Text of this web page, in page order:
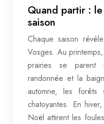
Quand partir :
saison
Chaque saison
Vosges. Au
prairies se
randonnée et la
automne, les forêts
chatoyantes. En
Noël attirent les